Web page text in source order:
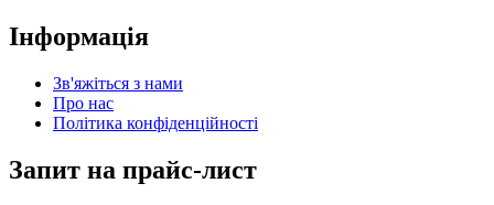
Інформація
Зв'яжіться з нами
Про нас
Політика конфіденційності
Запит на прайс-лист